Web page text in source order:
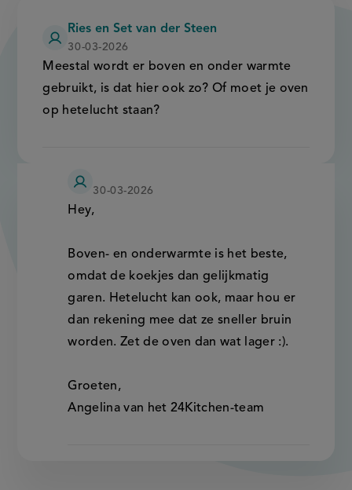
Meestal wordt er boven en onder warmte
gebruikt, is dat hier ook zo? Of moet je oven
op hetelucht staan?
Ries en Set van der Steen
30-03-2026
Hey,
Boven- en onderwarmte is het beste,
omdat de koekjes dan gelijkmatig
garen. Hetelucht kan ook, maar hou er
dan rekening mee dat ze sneller bruin
worden. Zet de oven dan wat lager :).
Groeten,
Angelina van het 24Kitchen-team
kitchen
30-03-2026